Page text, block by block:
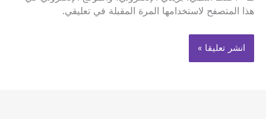
هذا المتصفح لاستخدامها المرة المقبلة في تعليقي.